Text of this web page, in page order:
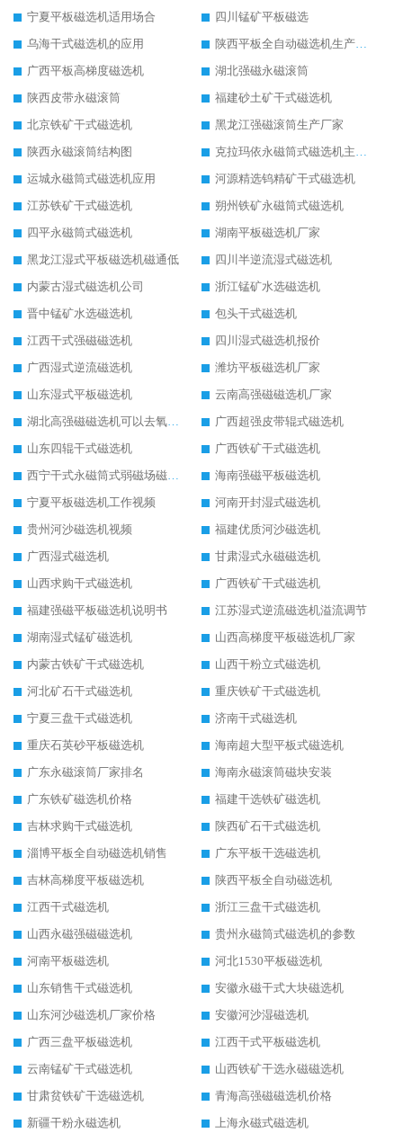
宁夏平板磁选机适用场合
四川锰矿平板磁选
乌海干式磁选机的应用
陕西平板全自动磁选机生产厂家
广西平板高梯度磁选机
湖北强磁永磁滚筒
陕西皮带永磁滚筒
福建砂土矿干式磁选机
北京铁矿干式磁选机
黑龙江强磁滚筒生产厂家
陕西永磁滚筒结构图
克拉玛依永磁筒式磁选机主要技术参数
运城永磁筒式磁选机应用
河源精选钨精矿干式磁选机
江苏铁矿干式磁选机
朔州铁矿永磁筒式磁选机
四平永磁筒式磁选机
湖南平板磁选机厂家
黑龙江湿式平板磁选机磁通低
四川半逆流湿式磁选机
内蒙古湿式磁选机公司
浙江锰矿水选磁选机
晋中锰矿水选磁选机
包头干式磁选机
江西干式强磁磁选机
四川湿式磁选机报价
广西湿式逆流磁选机
潍坊平板磁选机厂家
山东湿式平板磁选机
云南高强磁磁选机厂家
湖北高强磁磁选机可以去氧化铝
广西超强皮带辊式磁选机
山东四辊干式磁选机
广西铁矿干式磁选机
西宁干式永磁筒式弱磁场磁选机结构图
海南强磁平板磁选机
宁夏平板磁选机工作视频
河南开封湿式磁选机
贵州河沙磁选机视频
福建优质河沙磁选机
广西湿式磁选机
甘肃湿式永磁磁选机
山西求购干式磁选机
广西铁矿干式磁选机
福建强磁平板磁选机说明书
江苏湿式逆流磁选机溢流调节
湖南湿式锰矿磁选机
山西高梯度平板磁选机厂家
内蒙古铁矿干式磁选机
山西干粉立式磁选机
河北矿石干式磁选机
重庆铁矿干式磁选机
宁夏三盘干式磁选机
济南干式磁选机
重庆石英砂平板磁选机
海南超大型平板式磁选机
广东永磁滚筒厂家排名
海南永磁滚筒磁块安装
广东铁矿磁选机价格
福建干选铁矿磁选机
吉林求购干式磁选机
陕西矿石干式磁选机
淄博平板全自动磁选机销售
广东平板干选磁选机
吉林高梯度平板磁选机
陕西平板全自动磁选机
江西干式磁选机
浙江三盘干式磁选机
山西永磁强磁磁选机
贵州永磁筒式磁选机的参数
河南平板磁选机
河北1530平板磁选机
山东销售干式磁选机
安徽永磁干式大块磁选机
山东河沙磁选机厂家价格
安徽河沙湿磁选机
广西三盘平板磁选机
江西干式平板磁选机
云南锰矿干式磁选机
山西铁矿干选永磁磁选机
甘肃贫铁矿干选磁选机
青海高强磁磁选机价格
新疆干粉永磁选机
上海永磁式磁选机